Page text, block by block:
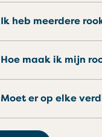
Ik heb meerdere
Hoe maak ik mijn
Moet er op elke